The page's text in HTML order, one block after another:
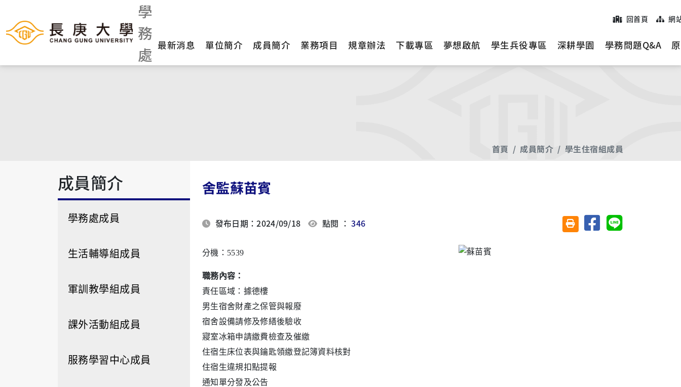
學
務
處
回首頁 網
最新消息 單位簡介 成員簡介 業務項目 規章辦法 下載專區 夢想啟航 學生兵役專區 深耕學園 學務問題Q&A
首頁 成員簡介 學生住宿組成員
成員簡介
學務處成員
生活輔導組成員
軍訓教學組成員
課外活動組成員
服務學習中心成員
舍監蘇苗賓
發布日期：2024/09/18 點閱 ：346 友善列印(另開視窗)
分享至臉書分享至 Line
分機： 5539
職務內容：
責任區域：據德樓
男生宿舍財產之保管與報廢
宿舍設備請修及修繕後驗收
寢室冰箱申請繳費檢查及催繳
住宿生床位表與鑰匙領繳登記簿資料核對
住宿生違規扣點提報
通知單分發及公告